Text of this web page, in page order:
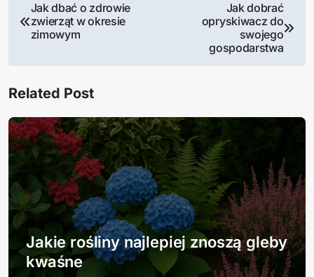
i
g
a
c
j
a
w
Jak dbać o zdrowie
zwierząt w okresie
zimowym
Jak dobrać
opryskiwacz do
swojego
gospodarstwa
Related Post
Jakie rośliny najlepiej znoszą gleby
kwaśne